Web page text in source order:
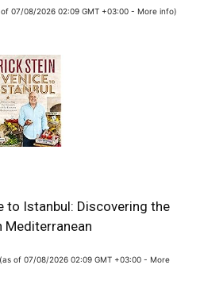
of 07/08/2026 02:09 GMT +03:00 - More info)
to Istanbul: Discovering the
Mediterranean
(as of 07/08/2026 02:09 GMT +03:00 - More